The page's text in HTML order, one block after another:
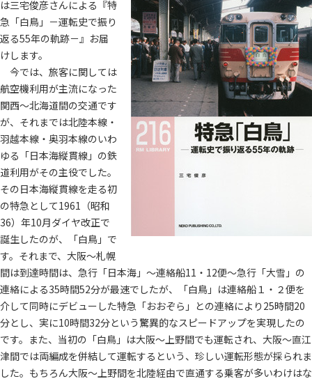
は三宅俊彦さんによる『特
急「白鳥」－運転史で振り
返る55年の軌跡－』お届
けします。
今では、旅客に関しては
航空機利用が主流になった
関西～北海道間の交通です
が、それまでは北陸本線・
羽越本線・奥羽本線のいわ
ゆる「日本海縦貫線」の鉄
道利用がその主役でした。
その日本海縦貫線を走る初
の特急として1961（昭和
36）年10月ダイヤ改正で
誕生したのが、「白鳥」で
す。それまで、大阪～札幌
間は到達時間は、急行「日本海」～連絡船11・12便～急行「大雪」の
連絡による35時間52分が最速でしたが、「白鳥」は連絡船１・２便を
介して同時にデビューした特急「おおぞら」との連絡により25時間20
分とし、実に10時間32分という驚異的なスピードアップを実現したの
です。また、当初の「白鳥」は大阪～上野間でも運転され、大阪～直江
津間では両編成を併結して運転するという、珍しい運転形態が採られま
した。もちろん大阪～上野間を北陸経由で直通する乗客が多いわけはな